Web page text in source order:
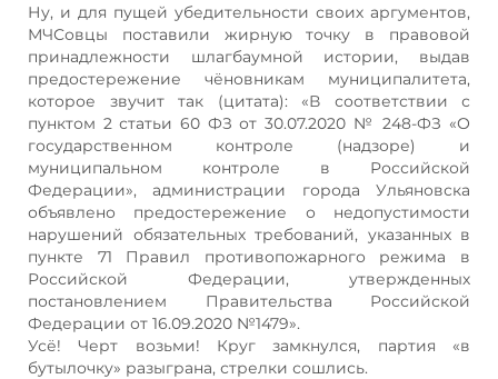
Ну, и для пущей убедительности своих аргументов,
МЧСовцы поставили жирную точку в правовой
принадлежности шлагбаумной истории, выдав
предостережение чёновникам муниципалитета,
которое звучит так (цитата): «В соответствии с
пунктом 2 статьи 60 ФЗ от 30.07.2020 № 248-ФЗ «О
государственном контроле (надзоре) и
муниципальном контроле в Российской
Федерации», администрации города Ульяновска
объявлено предостережение о недопустимости
нарушений обязательных требований, указанных в
пункте 71 Правил противопожарного режима в
Российской Федерации, утвержденных
постановлением Правительства Российской
Федерации от 16.09.2020 №1479».
Усё! Черт возьми! Круг замкнулся, партия «в
бутылочку» разыграна, стрелки сошлись.